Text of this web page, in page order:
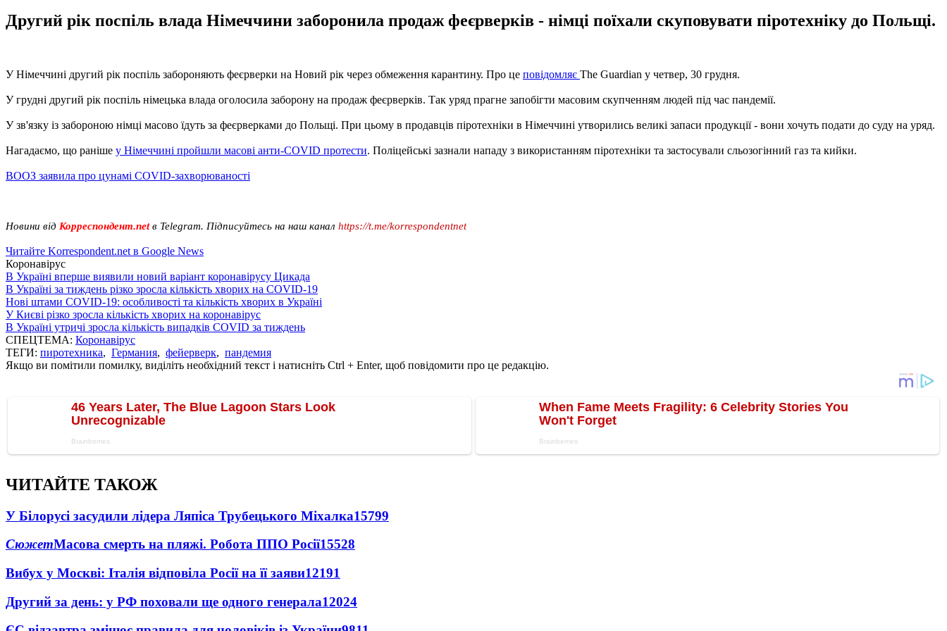
Другий рік поспіль влада Німеччини заборонила продаж феєрверків - німці поїхали скуповувати піротехніку до Польщі.
У Німеччині другий рік поспіль забороняють феєрверки на Новий рік через обмеження карантину. Про це повідомляє The Guardian у четвер, 30 грудня.
У грудні другий рік поспіль німецька влада оголосила заборону на продаж феєрверків. Так уряд прагне запобігти масовим скупченням людей під час пандемії.
У зв'язку із забороною німці масово їдуть за феєрверками до Польщі. При цьому в продавців піротехніки в Німеччині утворились великі запаси продукції - вони хочуть подати до суду на уряд.
Нагадаємо, що раніше у Німеччині пройшли масові анти-COVID протести. Поліцейські зазнали нападу з використанням піротехніки та застосували сльозогінний газ та кийки.
ВООЗ заявила про цунамі COVID-захворюваності
Новини від Корреспондент.netв Telegram. Підписуйтесь на наш канал https://t.me/korrespondentnet
Читайте Korrespondent.net в Google News
Коронавірус
В Україні вперше виявили новий варіант коронавірусу Цикада
В Україні за тиждень різко зросла кількість хворих на COVID-19
Нові штами COVID-19: особливості та кількість хворих в Україні
У Києві різко зросла кількість хворих на коронавірус
В Україні утричі зросла кількість випадків COVID за тиждень
СПЕЦТЕМА: Коронавірус
ТЕГИ: пиротехника, Германия, фейерверк, пандемия
Якщо ви помітили помилку, виділіть необхідний текст і натисніть Ctrl + Enter, щоб повідомити про це редакцію.
ЧИТАЙТЕ ТАКОЖ
У Білорусі засудили лідера Ляпіса Трубецького Міхалка15799
СюжетМасова смерть на пляжі. Робота ППО Росії15528
Вибух у Москві: Італія відповіла Росії на її заяви12191
Другий за день: у РФ поховали ще одного генерала12024